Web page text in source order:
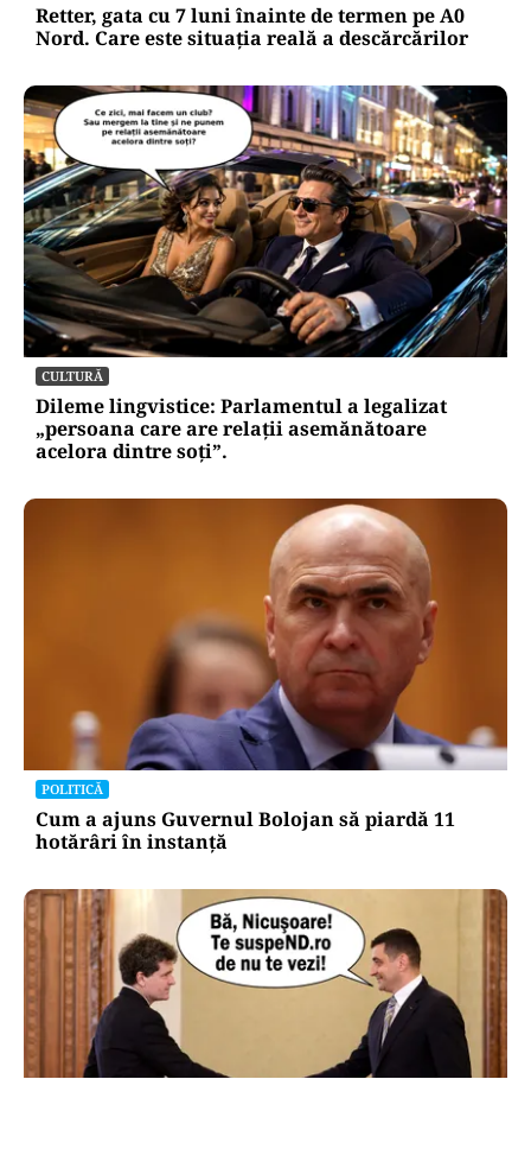
Retter, gata cu 7 luni înainte de termen pe A0
Nord. Care este situația reală a descărcărilor
CULTURĂ
Dileme lingvistice: Parlamentul a legalizat
„persoana care are relații asemănătoare
acelora dintre soți”.
POLITICĂ
Cum a ajuns Guvernul Bolojan să piardă 11
hotărâri în instanță